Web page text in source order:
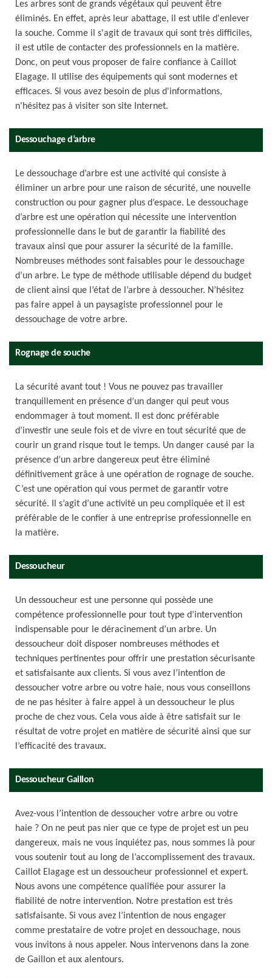
Les arbres sont de grands végétaux qui peuvent être
éliminés. En effet, après leur abattage, il est utile d'enlever
la souche. Comme il s'agit de travaux qui sont très difficiles,
il est utile de contacter des professionnels en la matière.
Donc, on peut vous proposer de faire confiance à Caillot
Elagage. Il utilise des équipements qui sont modernes et
efficaces. Si vous avez besoin de plus d'informations,
n'hésitez pas à visiter son site Internet.
Dessouchage d’arbre
Le dessouchage d’arbre est une activité qui consiste à
éliminer un arbre pour une raison de sécurité, une nouvelle
construction ou pour gagner plus d’espace. Le dessouchage
d’arbre est une opération qui nécessite une intervention
professionnelle dans le but de garantir la fiabilité des
travaux ainsi que pour assurer la sécurité de la famille.
Nombreuses méthodes sont faisables pour le dessouchage
d’un arbre. Le type de méthode utilisable dépend du budget
de client ainsi que l’état de l’arbre à dessoucher. N’hésitez
pas faire appel à un paysagiste professionnel pour le
dessouchage de votre arbre.
Rognage de souche
La sécurité avant tout ! Vous ne pouvez pas travailler
tranquillement en présence d’un danger qui peut vous
endommager à tout moment. Il est donc préférable
d’investir une seule fois et de vivre en tout sécurité que de
courir un grand risque tout le temps. Un danger causé par la
présence d’un arbre dangereux peut être éliminé
définitivement grâce à une opération de rognage de souche.
C’est une opération qui vous permet de garantir votre
sécurité. Il s’agit d’une activité un peu compliquée et il est
préférable de le confier à une entreprise professionnelle en
la matière.
Dessoucheur
Un dessoucheur est une personne qui possède une
compétence professionnelle pour tout type d’intervention
indispensable pour le déracinement d’un arbre. Un
dessoucheur doit disposer nombreuses méthodes et
techniques pertinentes pour offrir une prestation sécurisante
et satisfaisante aux clients. Si vous avez l’intention de
dessoucher votre arbre ou votre haie, nous vous conseillons
de ne pas hésiter à faire appel à un dessoucheur le plus
proche de chez vous. Cela vous aide à être satisfait sur le
résultat de votre projet en matière de sécurité ainsi que sur
l’efficacité des travaux.
Dessoucheur Gaillon
Avez-vous l’intention de dessoucher votre arbre ou votre
haie ? On ne peut pas nier que ce type de projet est un peu
dangereux, mais ne vous inquiétez pas, nous sommes là pour
vous soutenir tout au long de l’accomplissement des travaux.
Caillot Elagage est un dessoucheur professionnel et expert.
Nous avons une compétence qualifiée pour assurer la
fiabilité de notre intervention. Notre prestation est très
satisfaisante. Si vous avez l’intention de nous engager
comme prestataire de votre projet en dessouchage, nous
vous invitons à nous appeler. Nous intervenons dans la zone
de Gaillon et aux alentours.